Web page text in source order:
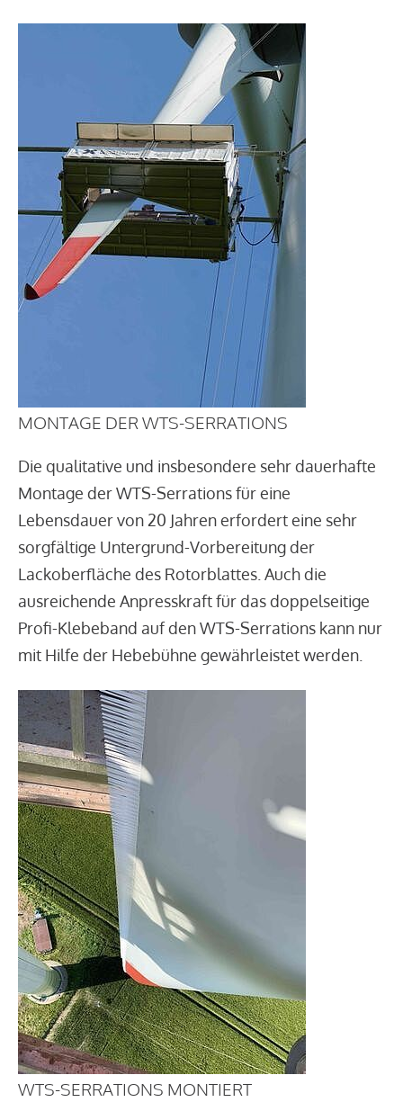
MONTAGE DER WTS-SERRATIONS
Die qualitative und insbesondere sehr dauerhafte
Montage der WTS-Serrations für eine
Lebensdauer von 20 Jahren erfordert eine sehr
sorgfältige Untergrund-Vorbereitung der
Lackoberfläche des Rotorblattes. Auch die
ausreichende Anpresskraft für das doppelseitige
Profi-Klebeband auf den WTS-Serrations kann nur
mit Hilfe der Hebebühne gewährleistet werden.
WTS-SERRATIONS MONTIERT